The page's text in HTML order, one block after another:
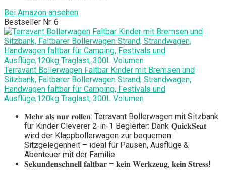
Bei Amazon ansehen
Bestseller Nr. 6
Terravant Bollerwagen Faltbar Kinder mit Bremsen und
Sitzbank, Faltbarer Bollerwagen Strand, Strandwagen,
Handwagen faltbar für Camping, Festivals und
Ausflüge,120kg Traglast, 300L Volumen
𝐌𝐞𝐡𝐫 𝐚𝐥𝐬 𝐧𝐮𝐫 𝐫𝐨𝐥𝐥𝐞𝐧: Terravant Bollerwagen mit Sitzbank
für Kinder Cleverer 2-in-1 Begleiter: Dank 𝐐𝐮𝐢𝐜𝐤𝐒𝐞𝐚𝐭
wird der Klappbollerwagen zur bequemen
Sitzgelegenheit – ideal für Pausen, Ausflüge &
Abenteuer mit der Familie
𝐒𝐞𝐤𝐮𝐧𝐝𝐞𝐧𝐬𝐜𝐡𝐧𝐞𝐥𝐥 𝐟𝐚𝐥𝐭𝐛𝐚𝐫 – 𝐤𝐞𝐢𝐧 𝐖𝐞𝐫𝐤𝐳𝐞𝐮𝐠, 𝐤𝐞𝐢𝐧 𝐒𝐭𝐫𝐞𝐬𝐬!